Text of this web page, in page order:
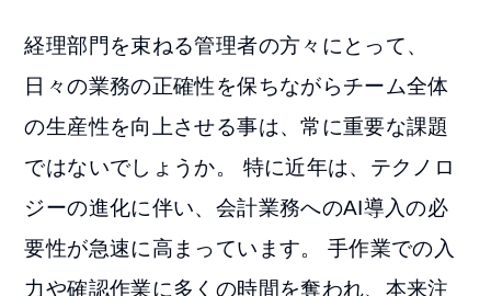
経理部門を束ねる管理者の方々にとって、
日々の業務の正確性を保ちながらチーム全体
の生産性を向上させる事は、常に重要な課題
ではないでしょうか。 特に近年は、テクノロ
ジーの進化に伴い、会計業務へのAI導入の必
要性が急速に高まっています。 手作業での入
力や確認作業に多くの時間を奪われ、本来注